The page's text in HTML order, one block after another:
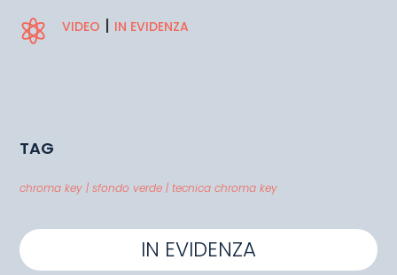
 VIDEO | IN EVIDENZA
TAG
chroma key |sfondo verde | tecnica chroma key
IN EVIDENZA